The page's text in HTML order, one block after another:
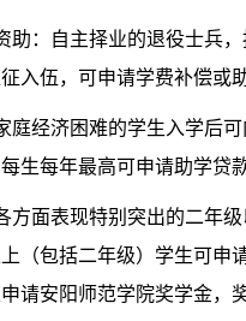
助：自主择业的退役士兵
入伍，可申请学费补偿或
庭经济困难的学生入学后
生每年最高可申请助学贷
方面表现特别突出的二年
（包括二年级）学生可申
请安阳师范学院奖学金，